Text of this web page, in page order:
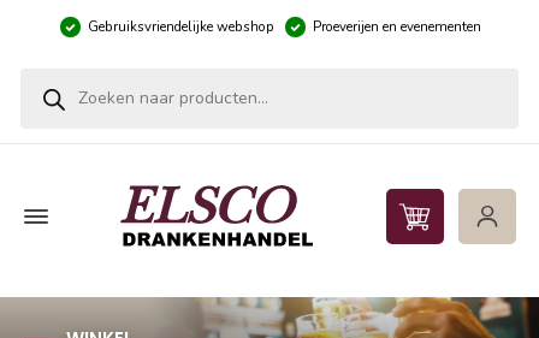
Gebruiksvriendelijke webshop Proeverijen en evenementen